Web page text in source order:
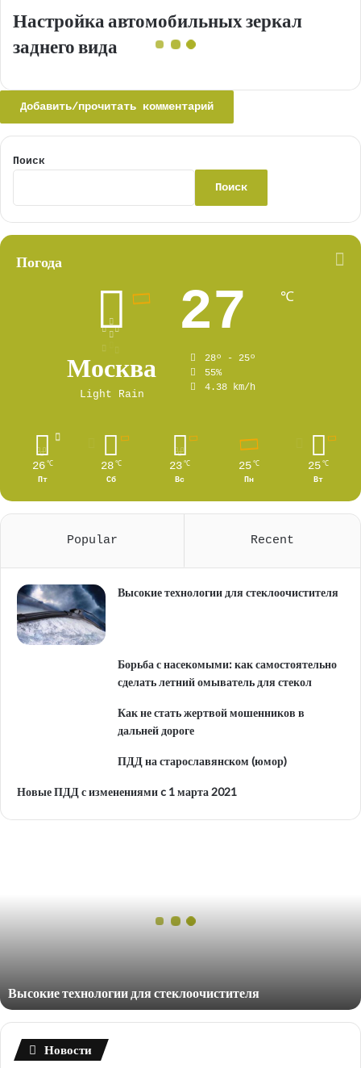
Настройка автомобильных зеркал
заднего вида
Добавить/прочитать комментарий
Поиск
Поиск
Погода
Москва
Light Rain
27 ℃
28º - 25º
55%
4.38 km/h
26 ℃
Пт
28 ℃
Сб
23 ℃
Вс
25 ℃
Пн
25 ℃
Вт
Popular Recent
Высокие технологии для стеклоочистителя
Борьба с насекомыми: как самостоятельно
сделать летний омыватель для стекол
Как не стать жертвой мошенников в
дальней дороге
ПДД на старославянском (юмор)
Новые ПДД с изменениями c 1 марта 2021
Высокие технологии для стеклоочистителя
Новости